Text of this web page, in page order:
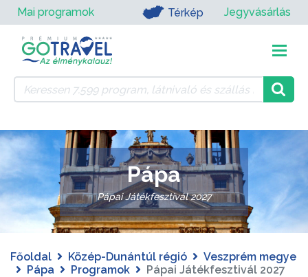
Mai programok Térkép Jegyvásárlás
Pápa
Pápai Játékfesztivál 2027
Főoldal Közép-Dunántúl régió
Veszprém megye
Pápa
Programok Pápai Játékfesztivál 2027